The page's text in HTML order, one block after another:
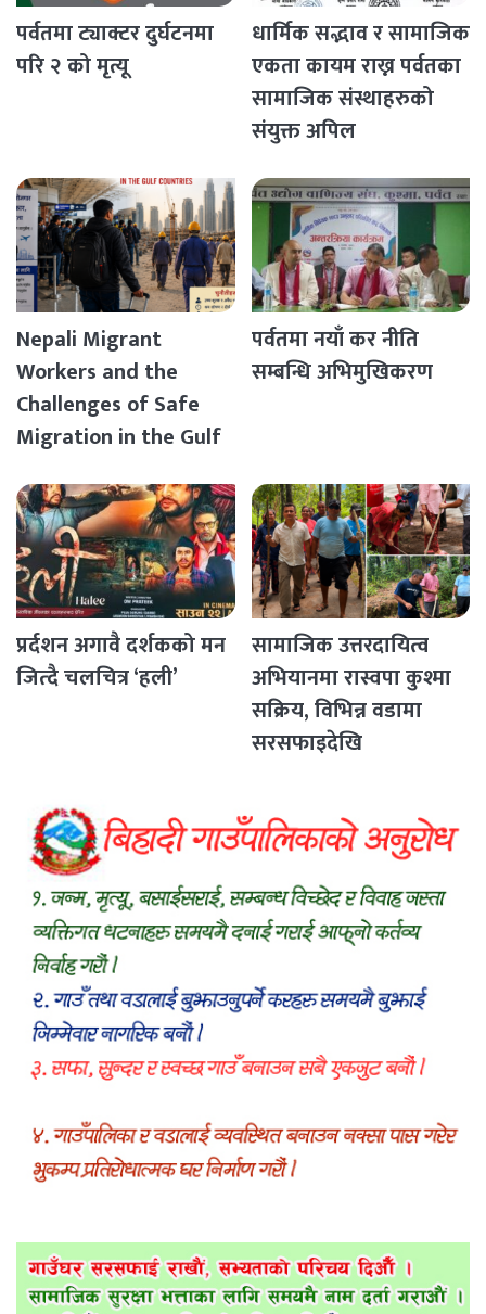
पर्वतमा ट्याक्टर दुर्घटनमा
परि २ को मृत्यू
धार्मिक सद्भाव र सामाजिक
एकता कायम राख्न पर्वतका
सामाजिक संस्थाहरुको
संयुक्त अपिल
Nepali Migrant
Workers and the
Challenges of Safe
Migration in the Gulf
पर्वतमा नयाँ कर नीति
सम्बन्धि अभिमुखिकरण
प्रर्दशन अगावै दर्शकको मन
जित्दै चलचित्र ‘हली’
सामाजिक उत्तरदायित्व
अभियानमा रास्वपा कुश्मा
सक्रिय, विभिन्न वडामा
सरसफाइदेखि